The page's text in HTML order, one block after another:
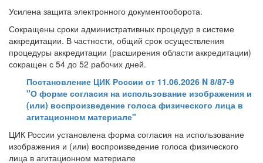
Усилена защита электронного документооборота.
Сокращены сроки административных процедур в системе
аккредитации. В частности, общий срок осуществления
процедуры аккредитации (расширения области аккредитации)
сокращен с 54 до 52 рабочих дней.
Постановление ЦИК России от 11.06.2026 N 8/87-9
"О форме согласия на использование изображения и
(или) воспроизведение голоса физического лица в
агитационном материале"
ЦИК России установлена форма согласия на использование
изображения и (или) воспроизведение голоса физического
лица в агитационном материале